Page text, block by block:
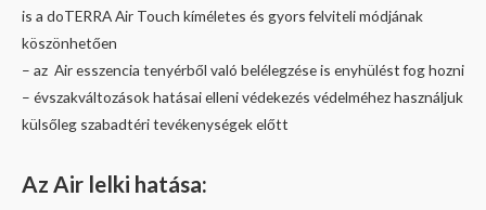
is a doTERRA Air Touch kíméletes és gyors felviteli módjának
köszönhetően
– az Air esszencia tenyérből való belélegzése is enyhülést fog hozni
– évszakváltozások hatásai elleni védekezés védelméhez használjuk
külsőleg szabadtéri tevékenységek előtt
Az Air l elki hatása: